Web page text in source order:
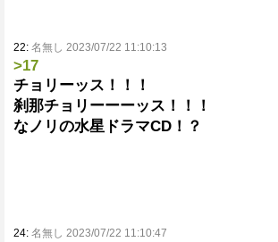
22: 名無し 2023/07/22 11:10:13
>17
チョリーッス！！！
刹那チョリーーーッス！！！
なノリの水星ドラマCD！？
24: 名無し 2023/07/22 11:10:47